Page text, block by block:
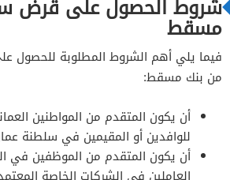
شروط الحصول على قرض
مسقط
فيما يلي أهم الشروط المطلوبة
من بنك مسقط:
أن يكون المتقدم من المواطنين
للوافدين أو المقيمين في سلطنة
أن يكون المتقدم من الموظفين في